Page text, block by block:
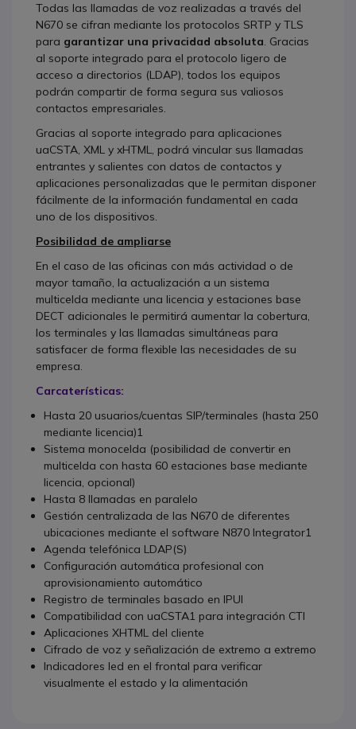
Todas las llamadas de voz realizadas a través del
N670 se cifran mediante los protocolos SRTP y TLS
para garantizar una privacidad absoluta. Gracias
al soporte integrado para el protocolo ligero de
acceso a directorios (LDAP), todos los equipos
podrán compartir de forma segura sus valiosos
contactos empresariales.
Gracias al soporte integrado para aplicaciones
uaCSTA, XML y xHTML, podrá vincular sus llamadas
entrantes y salientes con datos de contactos y
aplicaciones personalizadas que le permitan disponer
fácilmente de la información fundamental en cada
uno de los dispositivos.
Posibilidad de ampliarse
En el caso de las oficinas con más actividad o de
mayor tamaño, la actualización a un sistema
multicelda mediante una licencia y estaciones base
DECT adicionales le permitirá aumentar la cobertura,
los terminales y las llamadas simultáneas para
satisfacer de forma flexible las necesidades de su
empresa.
Carcaterísticas:
Hasta 20 usuarios/cuentas SIP/terminales (hasta 250
mediante licencia)1
Sistema monocelda (posibilidad de convertir en
multicelda con hasta 60 estaciones base mediante
licencia, opcional)
Hasta 8 llamadas en paralelo
Gestión centralizada de las N670 de diferentes
ubicaciones mediante el software N870 Integrator1
Agenda telefónica LDAP(S)
Configuración automática profesional con
aprovisionamiento automático
Registro de terminales basado en IPUI
Compatibilidad con uaCSTA1 para integración CTI
Aplicaciones XHTML del cliente
Cifrado de voz y señalización de extremo a extremo
Indicadores led en el frontal para verificar
visualmente el estado y la alimentación